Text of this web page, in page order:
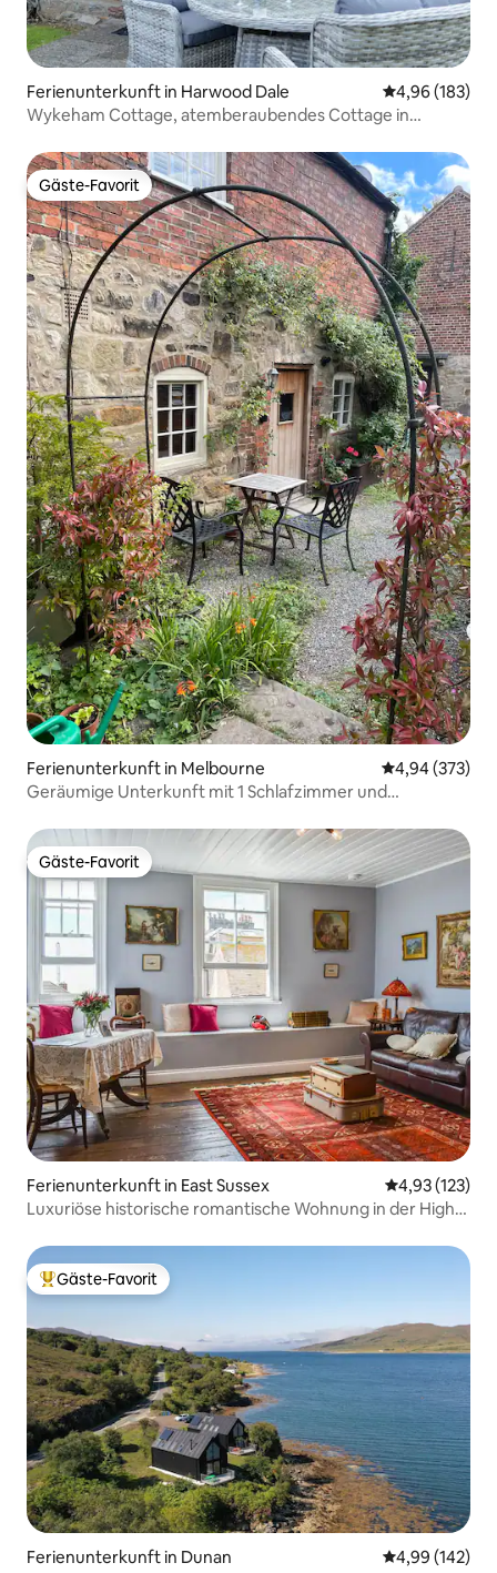
Ferienunterkunft in Harwood Dale
4,96 (183)
Wykeham Cottage, atemberaubendes Cottage in
Gäste-Favorit
Gäste-Favorit
Ferienunterkunft in Melbourne
4,94 (373)
Geräumige Unterkunft mit 1 Schlafzimmer und
Gäste-Favorit
Gäste-Favorit
Ferienunterkunft in East Sussex
4,93 (123)
Luxuriöse historische romantische Wohnung in der High
Beliebter Gäste-Favorit.
Gäste-Favorit
Ferienunterkunft in Dunan
4,99 (142)